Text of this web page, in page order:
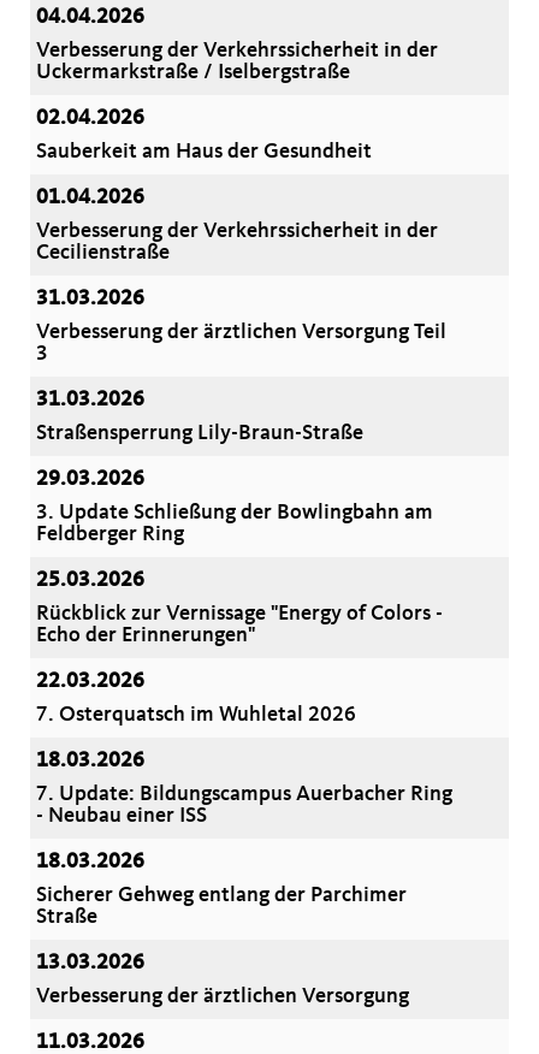
04.04.2026
Verbesserung der Verkehrssicherheit in der
Uckermarkstraße / Iselbergstraße
02.04.2026
Sauberkeit am Haus der Gesundheit
01.04.2026
Verbesserung der Verkehrssicherheit in der
Cecilienstraße
31.03.2026
Verbesserung der ärztlichen Versorgung Teil
3
31.03.2026
Straßensperrung Lily-Braun-Straße
29.03.2026
3. Update Schließung der Bowlingbahn am
Feldberger Ring
25.03.2026
Rückblick zur Vernissage "Energy of Colors -
Echo der Erinnerungen"
22.03.2026
7. Osterquatsch im Wuhletal 2026
18.03.2026
7. Update: Bildungscampus Auerbacher Ring
- Neubau einer ISS
18.03.2026
Sicherer Gehweg entlang der Parchimer
Straße
13.03.2026
Verbesserung der ärztlichen Versorgung
11.03.2026